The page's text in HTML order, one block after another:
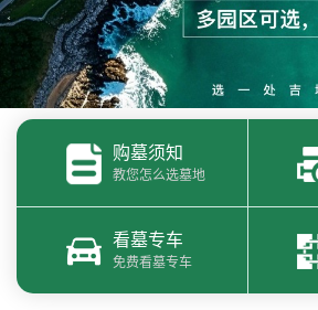
购墓须知
教您怎么选墓地
看墓专车
免费看墓专车